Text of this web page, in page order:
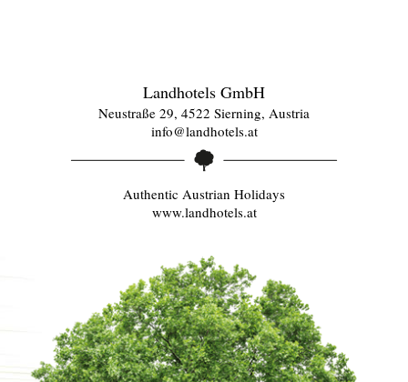
Landhotels GmbH
Neustraße 29, 4522 Sierning, Austria
info@landhotels.at
Authentic Austrian Holidays
www.landhotels.at